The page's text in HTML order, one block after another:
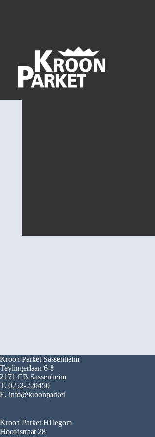
Kroon Parket Sassenheim
Teylingerlaan 6-8
2171 CB Sassenheim
T. 0252-220450
E. info@kroonparket
Kroon Parket Hillegom
Hoofdstraat 28